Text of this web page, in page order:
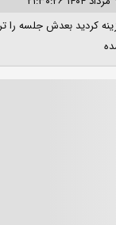
کردید بعدش جلسه را